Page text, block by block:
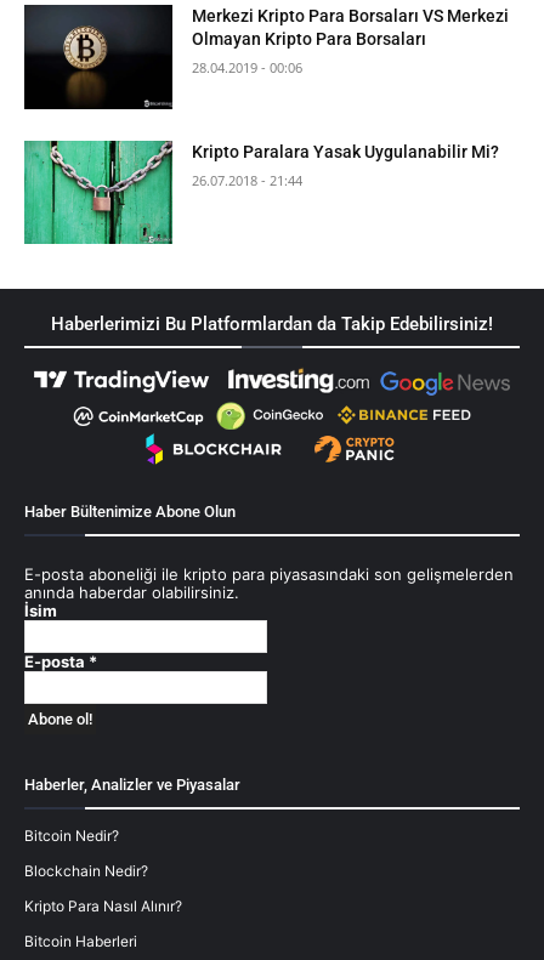
Merkezi Kripto Para Borsaları VS Merkezi
Olmayan Kripto Para Borsaları
28.04.2019 - 00:06
Kripto Paralara Yasak Uygulanabilir Mi?
26.07.2018 - 21:44
Haberlerimizi Bu Platformlardan da Takip Edebilirsiniz!
Haber Bültenimize Abone Olun
E-posta aboneliği ile kripto para piyasasındaki son gelişmelerden
anında haberdar olabilirsiniz.
İsim
E-posta *
Haberler, Analizler ve Piyasalar
Bitcoin Nedir?
Blockchain Nedir?
Kripto Para Nasıl Alınır?
Bitcoin Haberleri